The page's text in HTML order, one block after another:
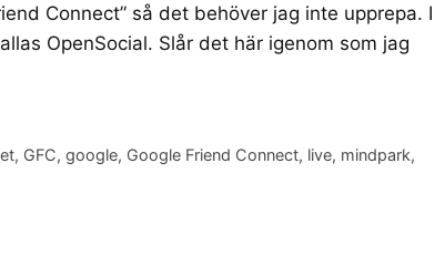
Connect” så det behöver jag inte upprepa. I
OpenSocial. Slår det här igenom som jag
, GFC,google, Google Friend Connect, live, mindpark,